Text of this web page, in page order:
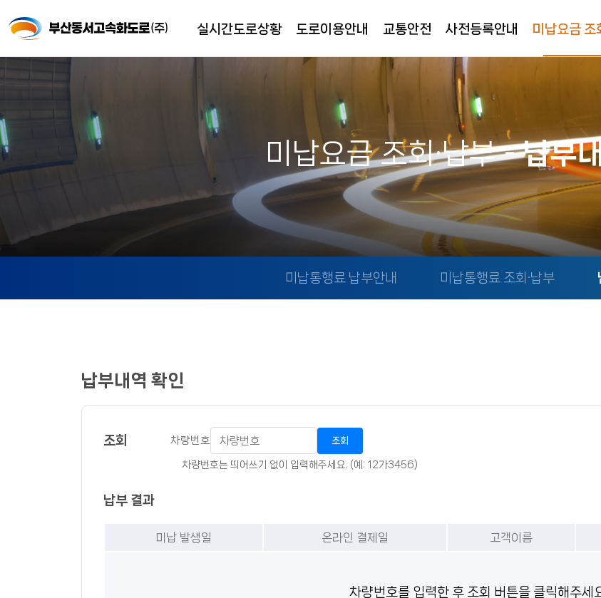
실시간도로상황 도로이용안내 교통안전 사전등록안내 미납요금 조
미납요금 조회·납부-납부
미납통행료 납부안내 미납통행료 조회·납부
납부내역 확인
조회 차량번호 조회
차량번호는 띄어쓰기 없이 입력해주세요. (예: 12가3456)
납부 결과
미납 발생일 온라인 결제일 고객이름
차량번호를 입력한 후 조회 버튼을 클릭해주세